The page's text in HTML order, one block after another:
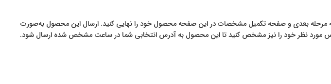
بعدی و صفحه تکمیل مشخصات در این صفحه محصول خود را نهایی کنید. ارسال این محصول به‌صورت
مورد نظر خود را نیز مشخص کنید تا این محصول به آدرس انتخابی شما در ساعت مشخص شده ارسال شود.